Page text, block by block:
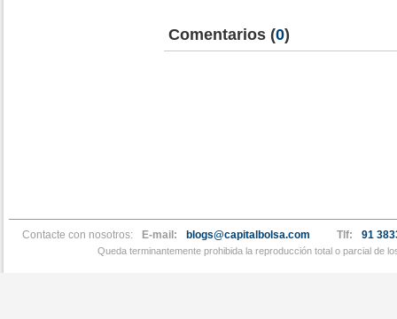
Comentarios (0)
Contacte con nosotros: E-mail: blogs@capitalbolsa.com Tlf: 91
Queda terminantemente prohibida la reproducción total o parcial de